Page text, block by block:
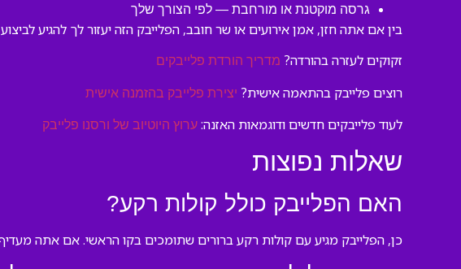
גרסה מוקטנת או מורחבת — לפי הצורך שלך
בין אם אתה חזן, אמן אירועים או שר חובב, הפלייבק הזה יעזור לך להגיע
זקוקים לעזרה בהורדה? מדריך הורדת פלייבקים
רוצים פלייבק בהתאמה אישית? יצירת פלייבק בהזמנה אישית
לעוד פלייבקים חדשים ודוגמאות האזנה: ערוץ היוטיוב של ורסנו פלייבק
שאלות נפוצות
האם הפלייבק כולל קולות רקע?
כן, הפלייבק מגיע עם קולות רקע ברורים שתומכים בקו הראשי. אם אתה